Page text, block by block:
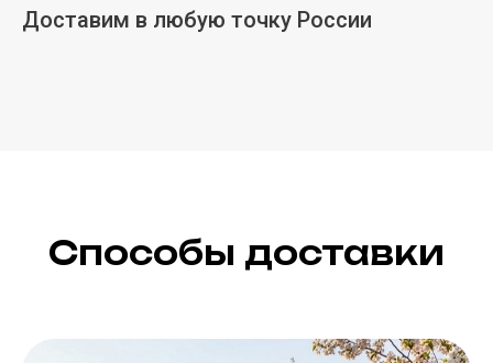
Доставим в любую точку России
Способы доставки